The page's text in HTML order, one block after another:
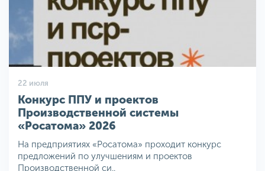
22 июля
Конкурс ППУ и проектов
Производственной системы
«Росатома» 2026
На предприятиях «Росатома» проходит конкурс
предложений по улучшениям и проектов
Производственной си..